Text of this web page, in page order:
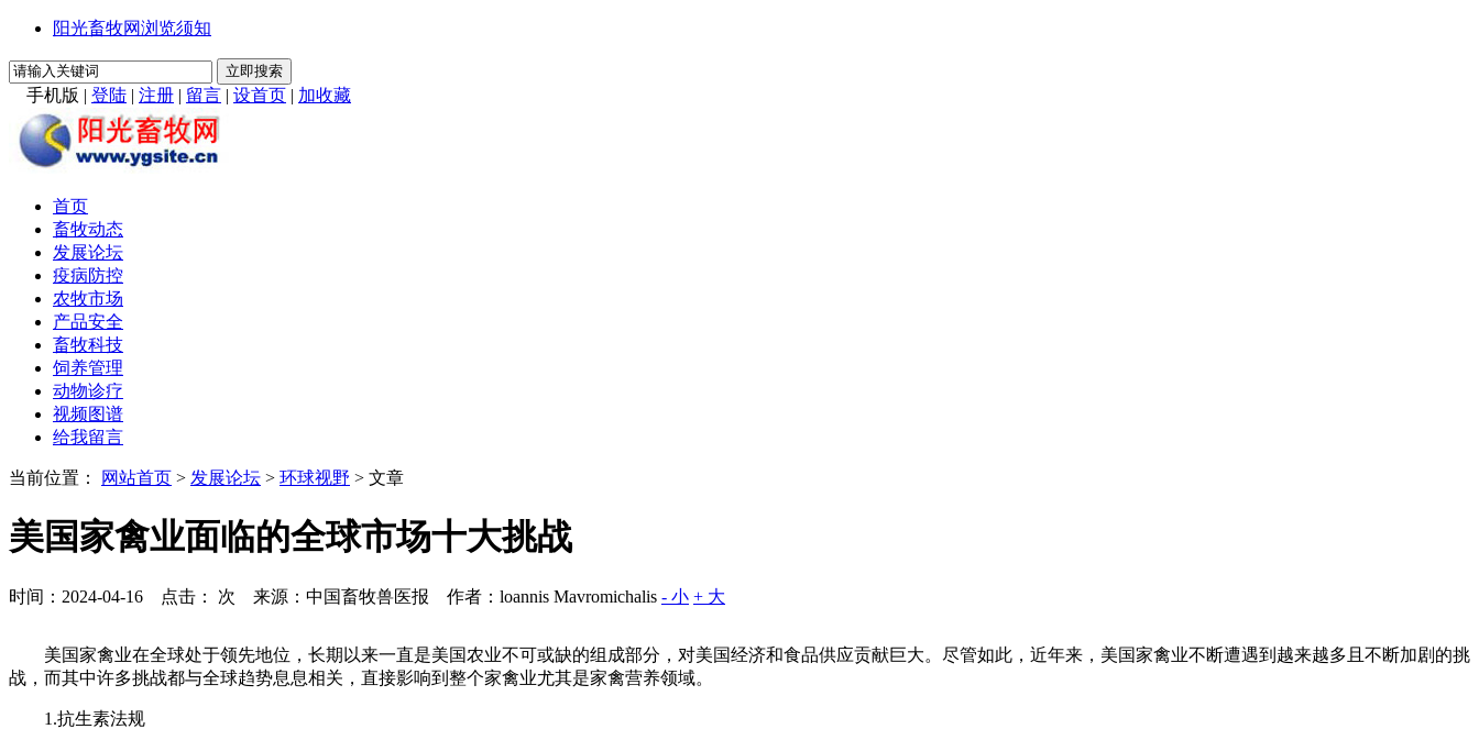
阳光畜牧网浏览须知
手机版 | 登陆 | 注册 | 留言 | 设首页 | 加收藏
首页
畜牧动态
发展论坛
疫病防控
农牧市场
产品安全
畜牧科技
饲养管理
动物诊疗
视频图谱
给我留言
当前位置： 网站首页 > 发展论坛 > 环球视野 > 文章
美国家禽业面临的全球市场十大挑战
时间：2024-04-16 点击： 次 来源：中国畜牧兽医报 作者：loannis Mavromichalis - 小 + 大
美国家禽业在全球处于领先地位，长期以来一直是美国农业不可或缺的组成部分，对美国经济和食品供应贡献巨大。尽管如此，近年来，美国家禽业不断遭遇到越来越多且不断加剧的挑
战，而其中许多挑战都与全球趋势息息相关，直接影响到整个家禽业尤其是家禽营养领域。
1.抗生素法规